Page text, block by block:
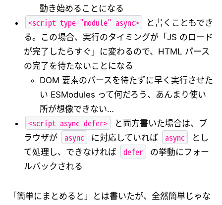
動き始めることになる
<script type="module" async>
と書くこともでき
る。この場合、実行のタイミングが「JS のロード
が完了したらすぐ」に変わるので、HTML パース
の完了を待たないことになる
DOM 要素のパースを待たずに早く実行させた
い ESModules って何だろう、あんまり使い
所が想像できない…
<script async defer>
と両方書いた場合は、ブ
ラウザが
async に対応していれば async
とし
て処理し、できなければ
defer
の挙動にフォー
ルバックされる
「簡単にまとめると」とは書いたが、全然簡単じゃな